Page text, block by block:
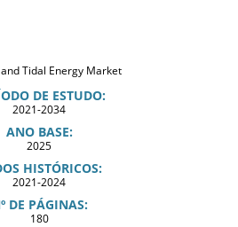
DE ESTUDO:
2021-2034
ANO BASE:
2025
HISTÓRICOS:
2021-2024
DE PÁGINAS:
180